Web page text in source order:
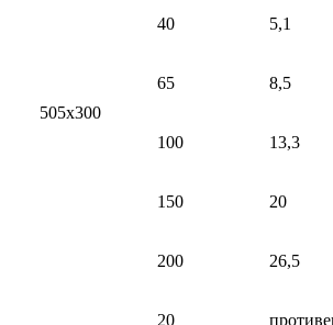
505x300
40 5,1
65 8,5
100 13,3
150 20
200 26,5
20